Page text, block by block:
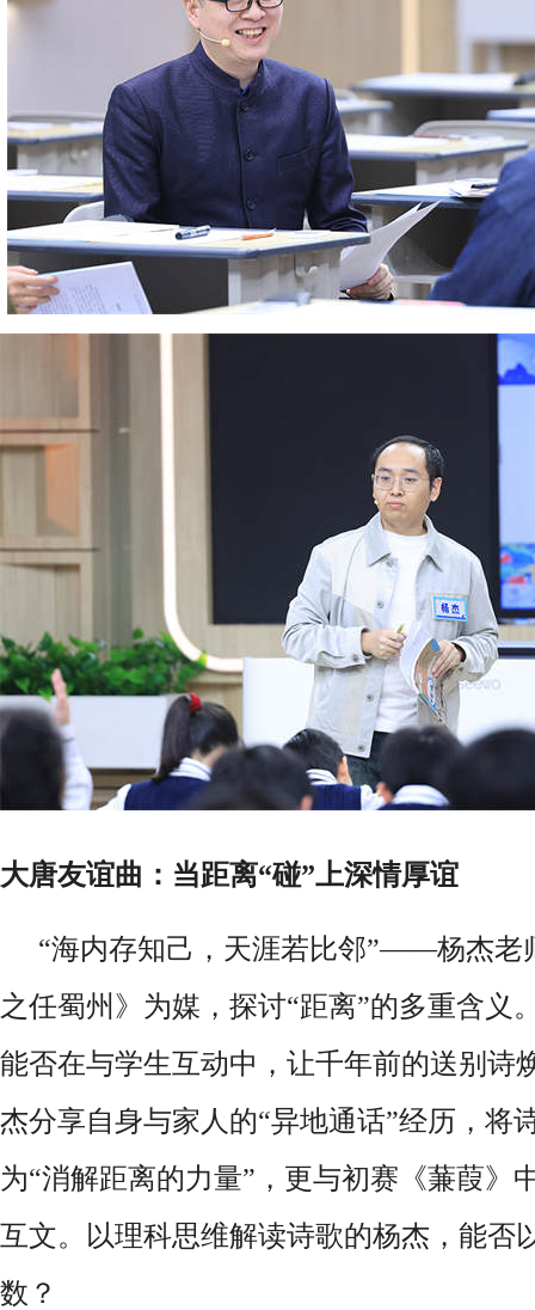
大唐友谊曲：当距离“碰”上深情厚谊
“海内存知己，天涯若比邻”——杨杰老
之任蜀州》为媒，探讨“距离”的多重含义
能否在与学生互动中，让千年前的送别诗
杰分享自身与家人的“异地通话”经历，将
为“消解距离的力量”，更与初赛《蒹葭》
互文。以理科思维解读诗歌的杨杰，能否
数？